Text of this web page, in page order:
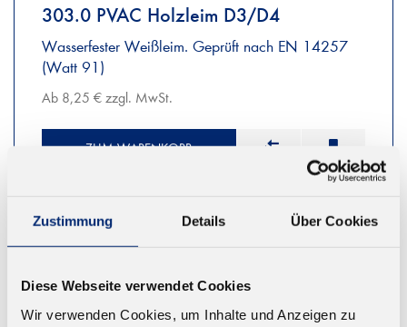
Zustimmung Details Über Cookies
Diese Webseite verwendet Cookies
Wir verwenden Cookies, um Inhalte und Anzeigen zu
303.0 PVAC Holzleim D3/D4
Wasserfester Weißleim. Geprüft nach EN 14257
(Watt 91)
Ab 8,25 € zzgl. MwSt.
ZUM WARENKORB